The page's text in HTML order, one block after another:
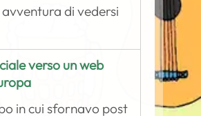
di vedersi
verso un web
in cui sfornavo post